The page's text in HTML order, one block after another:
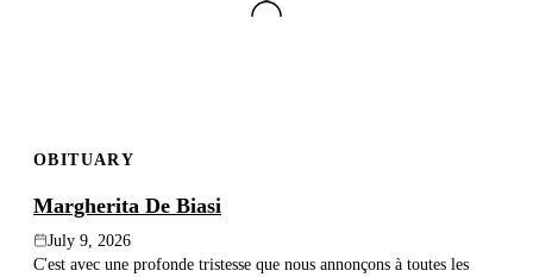
OBITUARY
Margherita De Biasi
July 9, 2026
C'est avec une profonde tristesse que nous annonçons à toutes les